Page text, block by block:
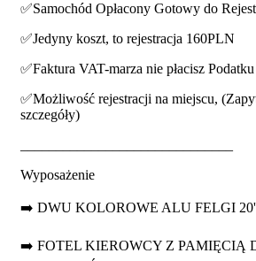
✅Samochód Opłacony Gotowy do
✅Jedyny koszt, to rejestracja 160PLN
✅Faktura VAT-marza nie płacisz
✅Możliwość rejestracji na miejscu,
szczegóły)
Wyposażenie
➡️ DWU KOLOROWE ALU FELGI
➡️ FOTEL KIEROWCY Z PAMIĘCIĄ